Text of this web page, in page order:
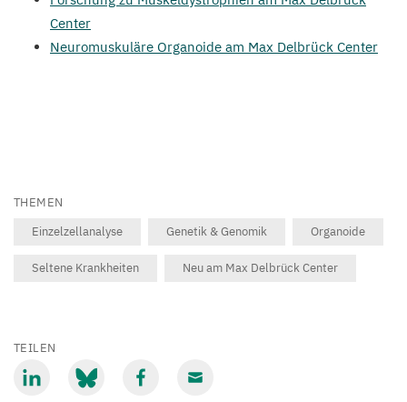
Center
Neuromuskuläre Organoide am Max Delbrück Center
THEMEN
Einzelzellanalyse
Genetik & Genomik Organoide
Seltene Krankheiten Neu am Max Delbrück Center
TEILEN